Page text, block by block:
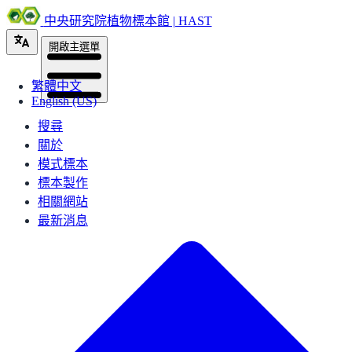
中央研究院植物標本館 | HAST
繁體中文
English (US)
開啟主選單
搜尋
關於
模式標本
標本製作
相關網站
最新消息